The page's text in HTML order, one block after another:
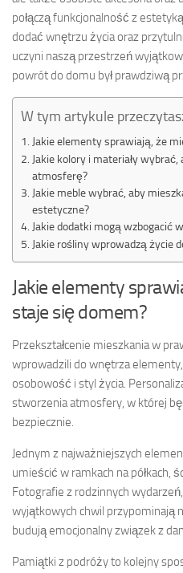
połączą funkcjonalność z
dodać wnętrzu życia oraz
uczyni naszą przestrzeń
powrót do domu był prawdziwą
W tym artykule
Jakie elementy sprawiają, że
Jakie kolory i materiały
atmosferę?
Jakie meble wybrać, aby
estetyczne?
Jakie dodatki mogą wzbogacić
Jakie rośliny wprowadzą życie
Jakie elementy
staje się domem?
Przekształcenie mieszkania w
wprowadzili do wnętrza
osobowość i styl życia.
stworzenia atmosfery, w której
bezpiecznie.
Jednym z najważniejszych
umieścić w ramkach na półkach,
Fotografie z rodzinnych
wyjątkowych chwil przypominają
budują emocjonalny związek z
Pamiątki z podróży to kolejny